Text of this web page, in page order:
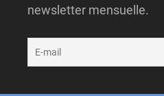
newsletter mensuelle.